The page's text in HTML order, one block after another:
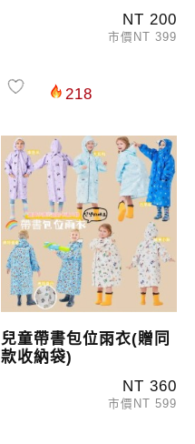
NT 200
市價NT 399
218
兒童帶書包位雨衣(贈同
款收納袋)
NT 360
市價NT 599